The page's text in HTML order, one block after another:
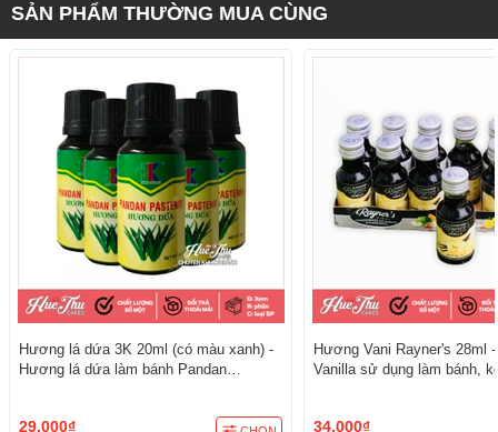
SẢN PHẨM THƯỜNG MUA CÙNG
Hương lá dứa 3K 20ml (có màu xanh) -
Hương lá dứa làm bánh Pandan
29.000₫
Hương Vani Rayner's 28ml
Vanilla sử dụng làm bánh,
34.000₫